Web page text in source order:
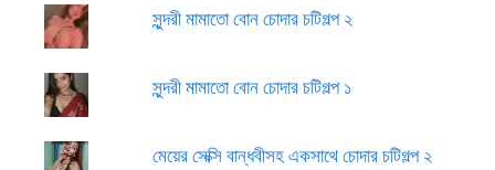
সুন্দরী মামাতো বোন চোদার চটিগল্প ২
সুন্দরী মামাতো বোন চোদার চটিগল্প ১
মেয়ের সেক্সি বান্ধবীসহ একসাথে চোদার চটিগল্প ২